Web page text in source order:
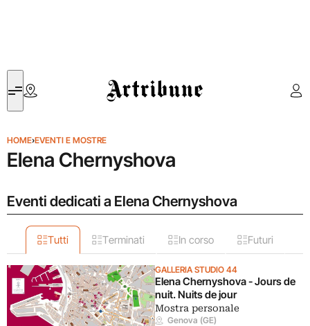
Artribune
HOME›EVENTI E MOSTRE
Elena Chernyshova
Eventi dedicati a Elena Chernyshova
Tutti Terminati In corso Futuri
GALLERIA STUDIO 44
Elena Chernyshova - Jours de
nuit. Nuits de jour
Mostra personale
Genova (GE)